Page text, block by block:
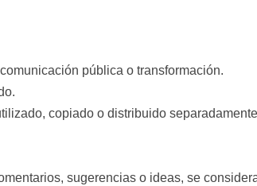
pública o transformación.
copiado o distribuido
sugerencias o ideas, se